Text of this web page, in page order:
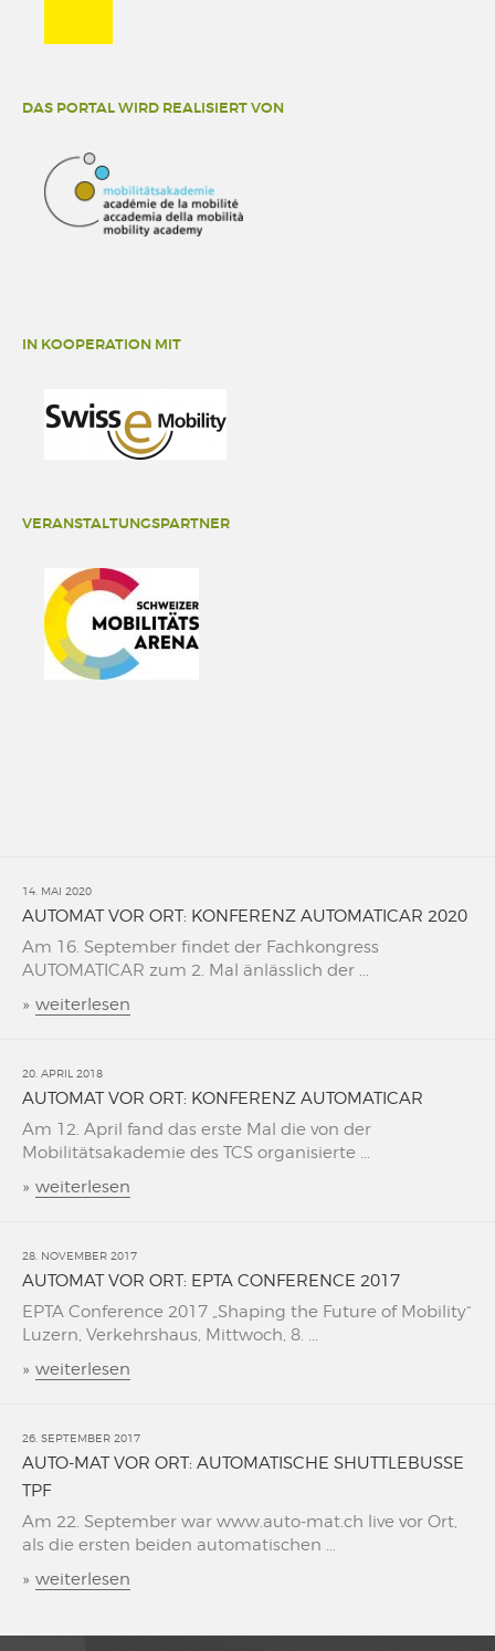
DAS PORTAL WIRD REALISIERT VON
IN KOOPERATION MIT
VERANSTALTUNGSPARTNER
14. MAI 2020
AUTOMAT VOR ORT: KONFERENZ AUTOMATICAR 2020
Am 16. September findet der Fachkongress
AUTOMATICAR zum 2. Mal änlässlich der ...
» weiterlesen
20. APRIL 2018
AUTOMAT VOR ORT: KONFERENZ AUTOMATICAR
Am 12. April fand das erste Mal die von der
Mobilitätsakademie des TCS organisierte ...
» weiterlesen
28. NOVEMBER 2017
AUTOMAT VOR ORT: EPTA CONFERENCE 2017
EPTA Conference 2017 „Shaping the Future of Mobility“
Luzern, Verkehrshaus, Mittwoch, 8. ...
» weiterlesen
26. SEPTEMBER 2017
AUTO-MAT VOR ORT: AUTOMATISCHE SHUTTLEBUSSE
TPF
Am 22. September war www.auto-mat.ch live vor Ort,
als die ersten beiden automatischen ...
» weiterlesen